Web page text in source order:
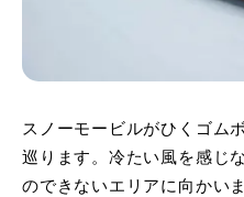
スノーモービルがひくゴム
巡ります。冷たい風を感じ
のできないエリアに向かいま